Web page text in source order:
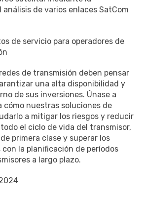
de varios enlaces SatCom
de servicio para operadores de
de transmisión deben pensar
una alta disponibilidad y
de sus inversiones. Únase a
cómo nuestras soluciones de
a mitigar los riesgos y reducir
el ciclo de vida del transmisor,
primera clase y superar los
la planificación de períodos
a largo plazo.